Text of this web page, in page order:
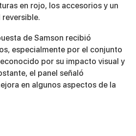
en rojo, los accesorios y un
de Samson recibió
especialmente por el conjunto
por su impacto visual y
el panel señaló
en algunos aspectos de la